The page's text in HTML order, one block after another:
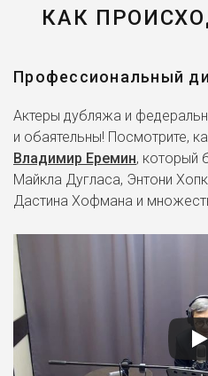
КАК
Профессиональный
Актеры дубляжа и
и обаятельны! Посмотрите,
Владимир Еремин, который
Майкла Дугласа, Энтони
Дастина Хофмана и